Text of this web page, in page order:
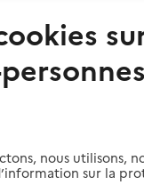
nous utilisons,
sur la